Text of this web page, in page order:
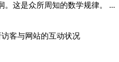
。这是众所周知的数学规律。 ...